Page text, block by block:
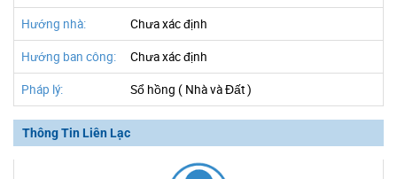
Hướng nhà: Chưa xác định
Hướng ban công: Chưa xác định
Pháp lý: Sổ hồng ( Nhà và Đất )
Thông Tin Liên Lạc